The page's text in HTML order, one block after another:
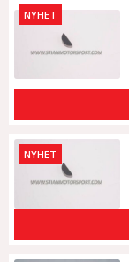
NYHET
NYHET